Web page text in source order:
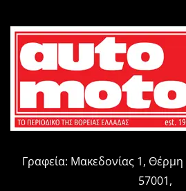
Γραφεία: Μακεδονίας 1,
57001,